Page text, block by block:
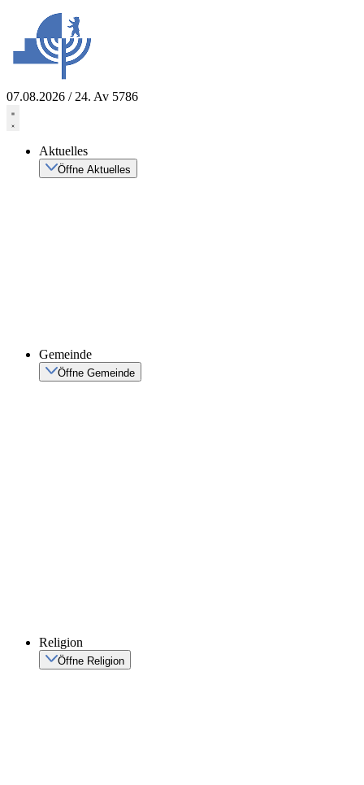
springen
07.08.2026 / 24. Av 5786
Aktuelles
Öffne Aktuelles
Gemeinde
Öffne Gemeinde
Religion
Öffne Religion